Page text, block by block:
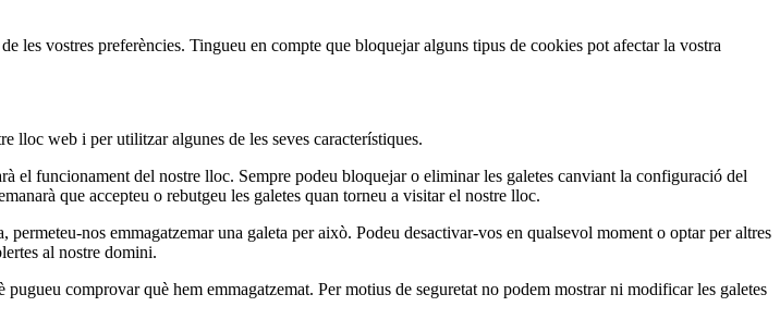
les vostres preferències. Tingueu en compte que bloquejar alguns tipus de cookies pot afectar la vostra
lloc web i per utilitzar algunes de les seves característiques.
el funcionament del nostre lloc. Sempre podeu bloquejar o eliminar les galetes canviant la configuració del
que accepteu o rebutgeu les galetes quan torneu a visitar el nostre lloc.
nos emmagatzemar una galeta per això. Podeu desactivar-vos en qualsevol moment o optar per altres
al nostre domini.
comprovar què hem emmagatzemat. Per motius de seguretat no podem mostrar ni modificar les galetes